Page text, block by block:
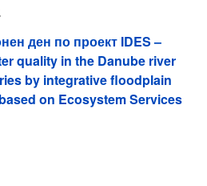
ден по проект IDES –
quality in the Danube river
by integrative floodplain
on Ecosystem Services